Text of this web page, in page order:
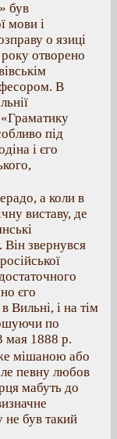
був
мови і
о язиці
отворено
В
«Граматику
під
і єго
а коли в
виставу, де
Він звернувся
єго
Вильні, і на тім
по
мая 1888 р.
мішаною або
певну любов
мабуть до
не був такий